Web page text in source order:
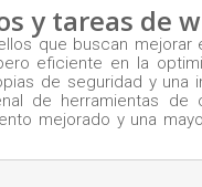
y tareas de
que buscan
eficiente en la
de seguridad y una
de herramientas de
mejorado y una